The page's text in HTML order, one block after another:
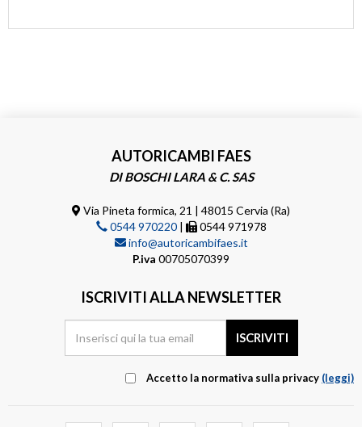
AUTORICAMBI FAES
DI BOSCHI LARA & C. SAS
Via Pineta formica, 21 | 48015 Cervia (Ra)
0544 970220|
0544 971978
info@autoricambifaes.it
P.iva 00705070399
ISCRIVITI ALLA NEWSLETTER
Accetto la normativa sulla privacy (leggi)